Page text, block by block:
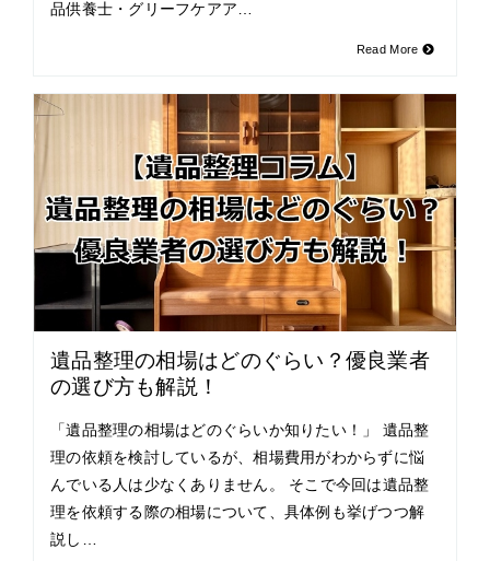
品供養士・グリーフケアア…
Read More
遺品整理の相場はどのぐらい？優良業者
の選び方も解説！
「遺品整理の相場はどのぐらいか知りたい！」 遺品整
理の依頼を検討しているが、相場費用がわからずに悩
んでいる人は少なくありません。 そこで今回は遺品整
理を依頼する際の相場について、具体例も挙げつつ解
説し…